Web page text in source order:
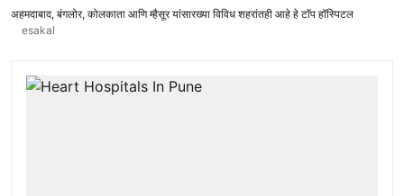
अहमदाबाद, बंगलोर, कोलकाता आणि म्हैसूर यांसारख्या विविध शहरांतही आहे हे टॉप हॉस्पिटल
esakal